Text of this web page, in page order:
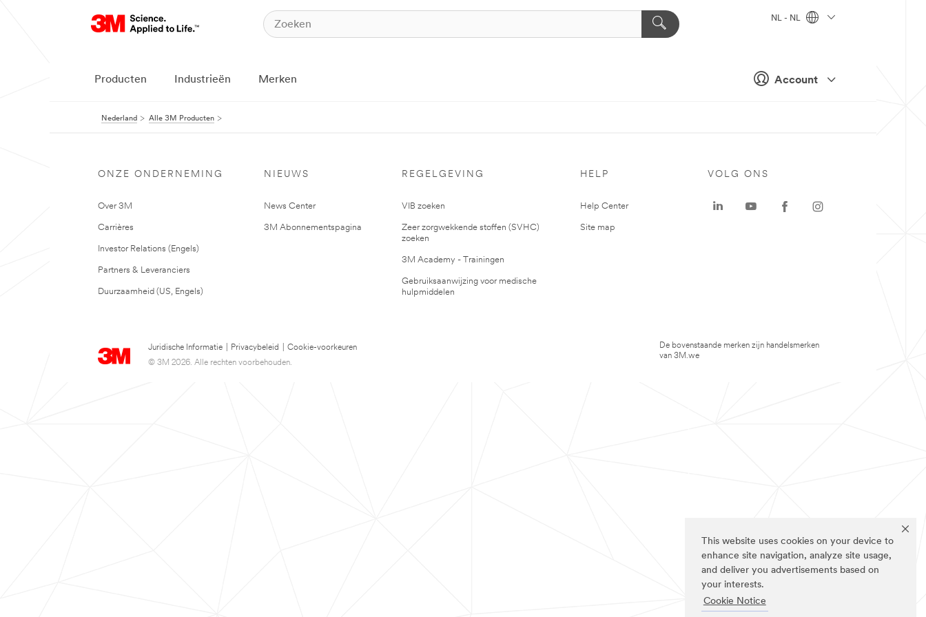
This website uses cookies on your device to
enhance site navigation, analyze site usage,
and deliver you advertisements based on
your interests.
Cookie Notice
Account
NL - NL
Producten Industrieën Merken
Nederland Alle 3M Producten
ONZE ONDERNEMING
Over 3M
Carrières
Investor Relations (Engels)
Partners & Leveranciers
Duurzaamheid (US, Engels)
NIEUWS
News Center
3M Abonnementspagina
REGELGEVING
VIB zoeken
Zeer zorgwekkende stoffen (SVHC)
zoeken
3M Academy - Trainingen
Gebruiksaanwijzing voor medische
hulpmiddelen
HELP
Help Center
Site map
Juridische Informatie Privacybeleid
Cookie-voorkeuren
© 3M 2026. Alle rechten voorbehouden.
VOLG ONS
De bovenstaande merken zijn handelsmerken
van 3M.we